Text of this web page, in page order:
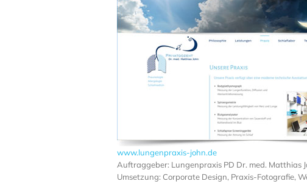
www.lungenpraxis-john.de
Auftraggeber: Lungenpraxis PD Dr. med. Matthias
Umsetzung: Corporate Design, Praxis-Fotografie,